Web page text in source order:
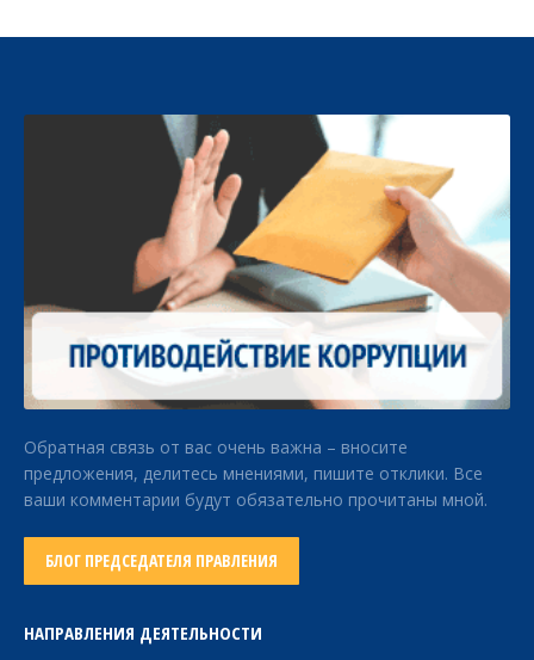
Обратная связь от вас очень важна – вносите
предложения, делитесь мнениями, пишите отклики. Все
ваши комментарии будут обязательно прочитаны мной.
БЛОГ ПРЕДСЕДАТЕЛЯ ПРАВЛЕНИЯ
НАПРАВЛЕНИЯ ДЕЯТЕЛЬНОСТИ